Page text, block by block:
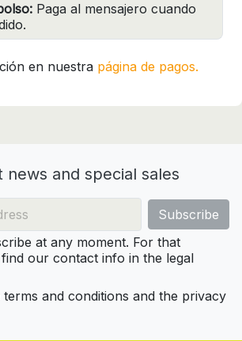
Paga al mensajero cuando
en nuestra página de pagos.
news and special sales
at any moment. For that
our contact info in the legal
and conditions and the privacy